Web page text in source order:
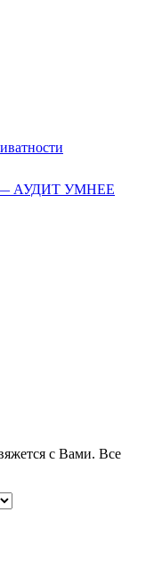
АУДИТ УМНЕЕ
с Вами. Все